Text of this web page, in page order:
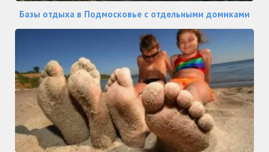
Базы отдыха в Подмосковье с отдельными домиками